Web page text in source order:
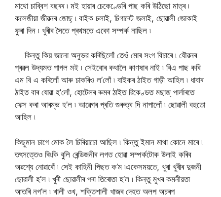
মাথো চাব্বিশ বছৰৰ ৷ মই হায়াৰ চেকেণ্ডেৰি পাছ কৰি উঠিছো মাত্ৰ ৷
কলেজীয়া জীৱনৰ জোছ্ ৷ বাইক চলাই, চিগাৰেট জলাই, ছোৱালী জোকাই
ফুৰা দিন ৷ খুৰীৰ সৈতে প্ৰথমতে একো সম্পৰ্ক নাছিল ৷
কিন্তু কিয় জানো অনুভৱ কৰিছিলোঁ তেওঁ মোৰ সংগ বিচাৰে ৷ যৌৱনৰ
প্ৰৱল উদ্যমত পাগল মই ৷ সেইবোৰ কথালৈ কাণষাৰ নাই ৷ বিএ পাছ কৰি
এম বি এ কৰিলোঁ আৰু চাকৰিও ল’লোঁ ৷ বাইকৰ ঠাইত গাড়ী আহিল ৷ ধাবাৰ
ঠাইত বাৰ যোৱা হ’লোঁ, হোটেলৰ ৰুমৰ ঠাইত ৱিকেণ্ডত মছাজ্ পাৰ্লাৰতে
সেক্স কৰা আৰম্ভ হ’ল ৷ আৱেগৰ প্ৰতি গুৰুত্ব দি নাপালোঁ ৷ ছোৱালী বহুতো
আহিল ৷
কিছুমান চাগে মোক লৈ চিৰিয়াচো আছিল ৷ কিন্তু ইমান মাথা কোনে মাৰে ৷
তৎসত্তেও ৰিংকি বুলি ৰেন্ডিজনীৰ লগত হোৱা সম্পৰ্কটোক উলাই কৰিব
অৱশ্যে নোৱাৰোঁ ৷ সেই কাহিনী পিছত ক’ম ৷একেসময়তে, খুৰা খুৰীৰ দুজনী
ছোৱালী হ’ল ৷ খুৰী ছোৱালীৰ পৰা তিৰোতা হ’ল ৷ কিন্তু মুখৰ কমনীয়তা
আতৰি নগ’ল ৷ খালী ওখ, শক্তিশালী খাজৰ দেহত অলপ অচৰপ